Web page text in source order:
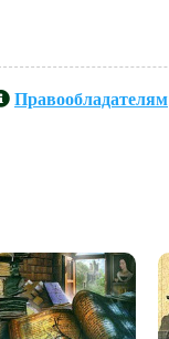
Правообладателям